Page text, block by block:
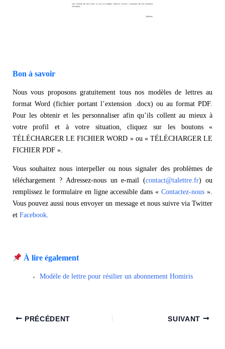
Bon à savoir
Nous vous proposons gratuitement tous nos modèles de lettres au
format Word (fichier portant l’extension .docx) ou au format PDF.
Pour les obtenir et les personnaliser afin qu’ils collent au mieux à
votre profil et à votre situation, cliquez sur les boutons «
TÉLÉCHARGER LE FICHIER WORD » ou « TÉLÉCHARGER LE
FICHIER PDF ».
Vous souhaitez nous interpeller ou nous signaler des problèmes de
téléchargement ? Adressez-nous un e-mail (contact@talettre.fr) ou
remplissez le formulaire en ligne accessible dans «Contactez-nous ».
Vous pouvez aussi nous envoyer un message et nous suivre via Twitter
et Facebook.
À lire également
Modèle de lettre pour résilier un abonnement Homiris
PRÉCÉDENT SUIVANT